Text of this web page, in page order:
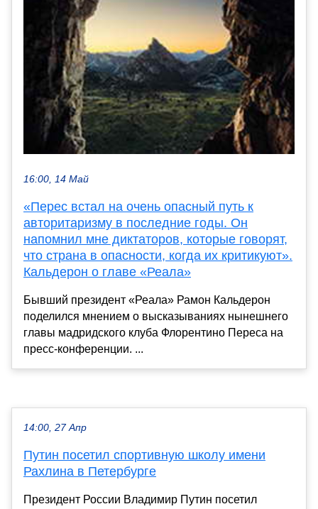
16:00, 14 Май
«Перес встал на очень опасный путь к
авторитаризму в последние годы. Он
напомнил мне диктаторов, которые говорят,
что страна в опасности, когда их критикуют».
Кальдерон о главе «Реала»
Бывший президент «Реала» Рамон Кальдерон
поделился мнением о высказываниях нынешнего
главы мадридского клуба Флорентино Переса на
пресс-конференции. ...
14:00, 27 Апр
Путин посетил спортивную школу имени
Рахлина в Петербурге
Президент России Владимир Путин посетил